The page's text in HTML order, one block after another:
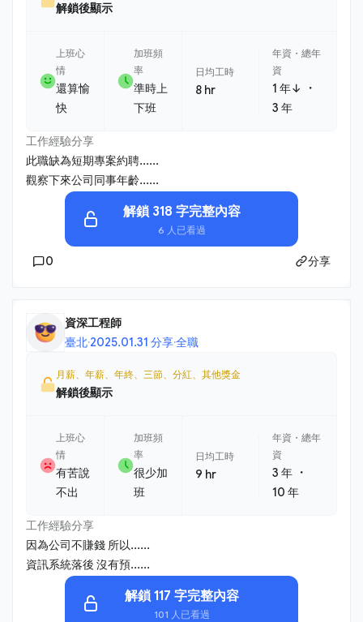
解鎖後顯示
上班心
情
還算愉
快
加班頻
率
準時上
下班
日均工時
8 hr
年資・總年
資
1 年↓ ・
3 年
工作經驗分享
此職缺為短期專案約聘......
觀察下來公司同事年齡......
解鎖 318 字完整內容
6 人已看過
0 分享
資深工程師
臺北·2025.01.31 分享·全職
月薪、年薪、年終、三節、分紅、其他獎金
解鎖後顯示
上班心
情
有苦說
不出
加班頻
率
很少加
班
日均工時
9 hr
年資・總年
資
3 年 ・
10 年
工作經驗分享
因為公司不賺錢 所以......
資訊系統落後 沒有預......
解鎖 117 字完整內容
101 人已看過